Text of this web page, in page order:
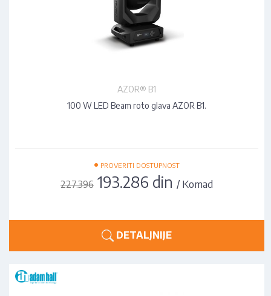
AZOR® B1
100 W LED Beam roto glava AZOR B1.
• PROVERITI DOSTUPNOST
227.396 193.286 din / Komad
DETALJNIJE